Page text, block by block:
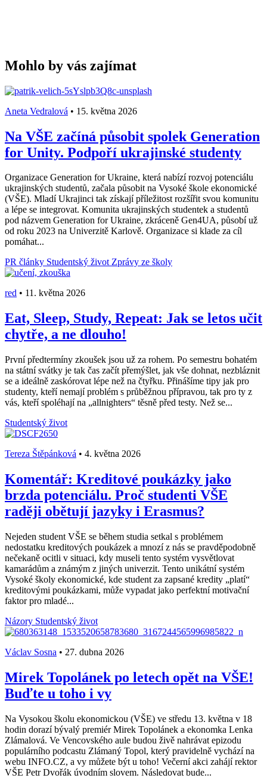
Mohlo by vás zajímat
Aneta Vedralová • 15. května 2026
Na VŠE začíná působit spolek Generation
for Unity. Podpoří ukrajinské studenty
Organizace Generation for Ukraine, která nabízí rozvoj potenciálu
ukrajinských studentů, začala působit na Vysoké škole ekonomické
(VŠE). Mladí Ukrajinci tak získají příležitost rozšířit svou komunitu
a lépe se integrovat. Komunita ukrajinských studentek a studentů
pod názvem Generation for Ukraine, zkráceně Gen4UA, působí už
od roku 2023 na Univerzitě Karlově. Organizace si klade za cíl
pomáhat...
PR články Studentský životZprávy ze školy
red • 11. května 2026
Eat, Sleep, Study, Repeat: Jak se letos učit
chytře, a ne dlouho!
První předtermíny zkoušek jsou už za rohem. Po semestru bohatém
na státní svátky je tak čas začít přemýšlet, jak vše dohnat, nezbláznit
se a ideálně zaskórovat lépe než na čtyřku. Přinášíme tipy jak pro
studenty, kteří nemají problém s průběžnou přípravou, tak pro ty z
vás, kteří spoléhají na „allnighters“ těsně před testy. Než se...
Studentský život
Tereza Štěpánková • 4. května 2026
Komentář: Kreditové poukázky jako
brzda potenciálu. Proč studenti VŠE
raději obětují jazyky i Erasmus?
Nejeden student VŠE se během studia setkal s problémem
nedostatku kreditových poukázek a mnozí z nás se pravděpodobně
nečekaně ocitli v situaci, kdy museli tento systém vysvětlovat
kamarádům a známým z jiných univerzit. Tento unikátní systém
Vysoké školy ekonomické, kde student za zapsané kredity „platí“
kreditovými poukázkami, může vypadat jako perfektní motivační
faktor pro mladé...
Názory Studentský život
Václav Sosna • 27. dubna 2026
Mirek Topolánek po letech opět na VŠE!
Buďte u toho i vy
Na Vysokou školu ekonomickou (VŠE) ve středu 13. května v 18
hodin dorazí bývalý premiér Mirek Topolánek a ekonomka Lenka
Zlámalová. Ve Vencovského aule budou živě nahrávat epizodu
populárního podcastu Zlámaný Topol, který pravidelně vychází na
webu INFO.CZ, a vy můžete být u toho! Večerní akci zahájí rektor
VŠE Petr Dvořák úvodním slovem. Následovat bude...